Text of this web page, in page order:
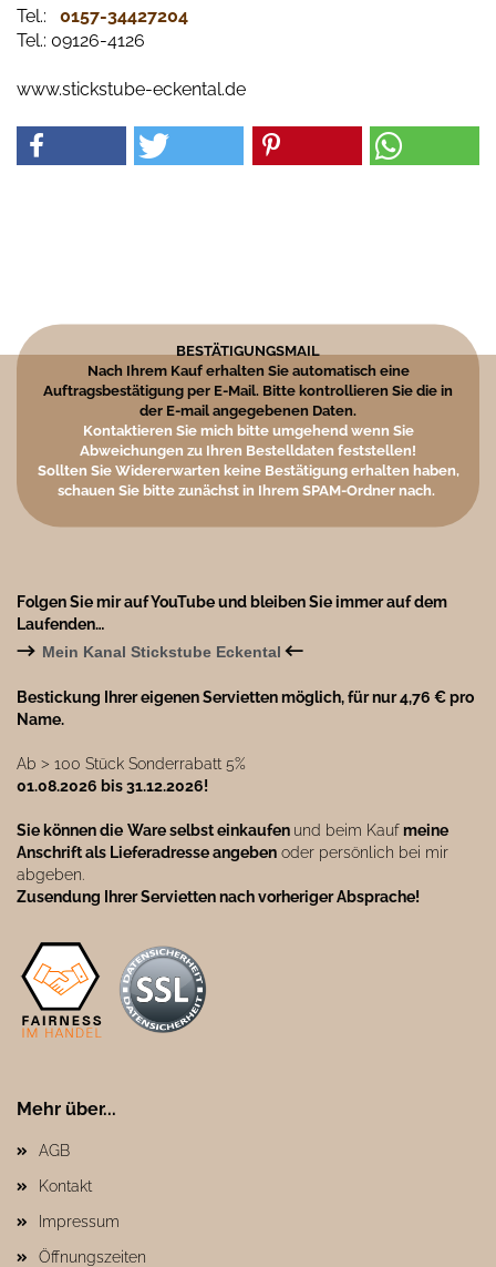
Tel.: 0157-34427204​
Tel.: 09126-4126
www.stickstube-eckental.de
BESTÄTIGUNGSMAIL
Nach Ihrem Kauf erhalten Sie automatisch eine
Auftragsbestätigung per E-Mail. Bitte kontrollieren Sie die in
der E-mail angegebenen Daten.
Kontaktieren Sie mich bitte umgehend wenn Sie
Abweichungen zu Ihren Bestelldaten feststellen!
Sollten Sie Widererwarten keine Bestätigung erhalten haben,
schauen Sie bitte zunächst in Ihrem SPAM-Ordner nach.
Folgen Sie mir auf YouTube und bleiben Sie immer auf dem
Laufenden…
→ Mein Kanal Stickstube Eckental ←
Bestickung Ihrer eigenen Servietten möglich, für nur 4,76 € pro
Name.
Ab ˃ 100 Stück Sonderrabatt 5%
01.08.2026 bis 31.12.2026!
Sie können die Ware selbst einkaufen und beim Kaufmeine
Anschrift als Lieferadresse angeben oder persönlich bei mir
abgeben.
Zusendung Ihrer Servietten nach vorheriger Absprache!
Mehr über...
AGB
Kontakt
Impressum
Öffnungszeiten